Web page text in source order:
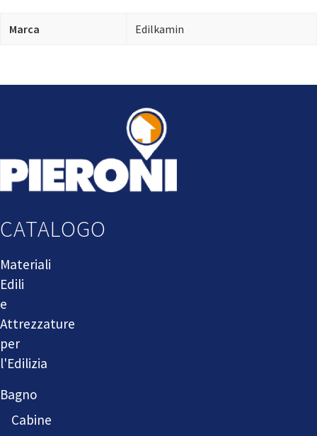
Marca Edilkamin
CATALOGO
Materiali
Edili
e
Attrezzature
per
l'Edilizia
Bagno
Cabine